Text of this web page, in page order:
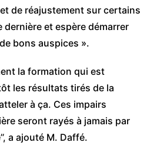
de réajustement sur certains
dernière et espère démarrer
bons auspices ».
la formation qui est
les résultats tirés de la
à ça. Ces impairs
seront rayés à jamais par
a ajouté M. Daffé.